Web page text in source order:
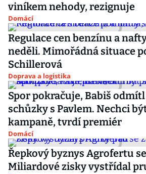
viníkem nehody, rezignuje
Domácí
Regulace cen benzínu a
neděli. Mimořádná situace
Schillerová
Doprava a logistika
Spor pokračuje, Babiš
schůzky s Pavlem. Nechci
kampaně, tvrdí premiér
Domácí
Řepkový byznys Agrofertu
Miliardové zisky vystřídal